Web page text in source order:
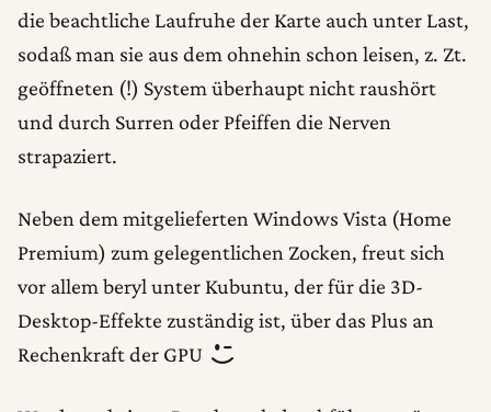
die beachtliche Laufruhe der Karte auch unter Last,
sodaß man sie aus dem ohnehin schon leisen, z. Zt.
geöffneten (!) System überhaupt nicht raushört
und durch Surren oder Pfeiffen die Nerven
strapaziert.
Neben dem mitgelieferten Windows Vista (Home
Premium) zum gelegentlichen Zocken, freut sich
vor allem beryl unter Kubuntu, der für die 3D-
Desktop-Effekte zuständig ist, über das Plus an
Rechenkraft der GPU